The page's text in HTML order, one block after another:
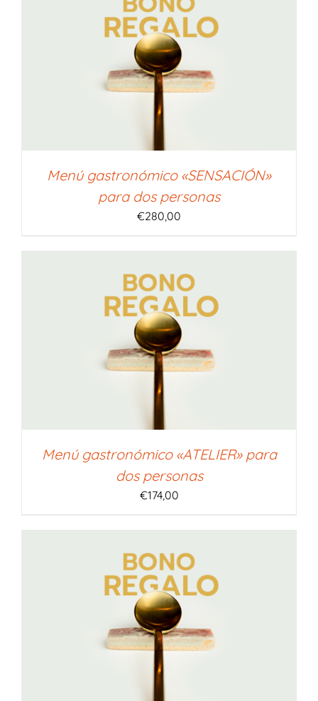
Menú gastronómico «SENSACIÓN»
para dos personas
€280,00
Menú gastronómico «ATELIER» para
dos personas
€174,00